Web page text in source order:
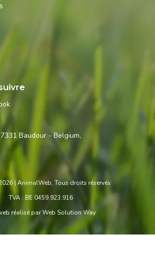
7331 Baudour - Belgium,
| AnimalWeb, Tous droits réservés
TVA : BE 0459.923.916
réalisé parWeb Solution Way